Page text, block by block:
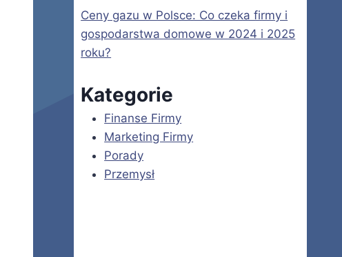
Ceny gazu w Polsce: Co czeka firmy i
gospodarstwa domowe w 2024 i 2025
roku?
Kategorie
Finanse Firmy
Marketing Firmy
Porady
Przemysł